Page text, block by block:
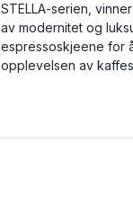
STELLA-serien,
av modernitet og
espressoskjeene for
opplevelsen av